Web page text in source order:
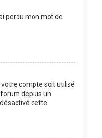
perdu mon mot de
votre compte soit utilisé
depuis un
cette